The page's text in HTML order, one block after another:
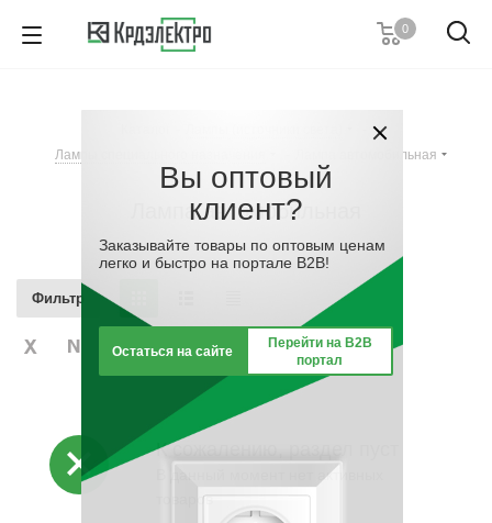
0
Лампы специального назначения
Лампа автомобильная
Лампа автомобильная
Фильтр
К сожалению, раздел пуст
В данный момент нет активных
товаров
Вы оптовый
клиент?
Заказывайте товары по оптовым ценам
легко и быстро на портале B2B!
Остаться на сайте
Перейти на B2B
портал